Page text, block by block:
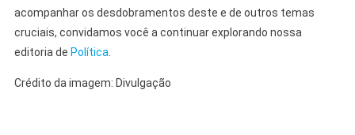
acompanhar os desdobramentos deste e de outros temas
cruciais, convidamos você a continuar explorando nossa
editoria de Política
Crédito da imagem: Divulgação